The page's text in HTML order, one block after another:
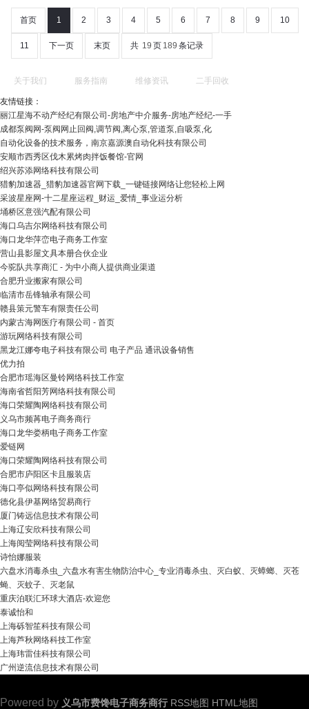
首页 1 2 3 4 5 6 7 8 9 10
11 下一页 末页 共 19 页 189 条记录
关于我们 服务指南 维修资讯 二手回收
友情链接：
丽江星海不动产经纪有限公司-房地产中介服务-房地产经纪-一手
成都泵阀网-泵阀网止回阀,调节阀,离心泵,管道泵,自吸泵,化
自动化设备的技术服务，南京嘉源澳自动化科技有限公司
安顺市西秀区伐木累烤肉拌饭餐馆-官网
绍兴苏添网络科技有限公司
猎豹加速器_猎豹加速器官网下载_一键链接网络让您轻松上网
采波星座网-十二星座运程_财运_爱情_事业运分析
埇桥区意强汽配有限公司
海口乌吉尔网络科技有限公司
海口龙华萍峦电子商务工作室
营山县影屋文具本册合伙企业
今驼队共享商汇 - 为中小商人提供商业渠道
合肥升业搬家有限公司
临清市岳锋轴承有限公司
赣县策元警车有限责任公司
内蒙古海网医疗有限公司 - 首页
游 玩 网 络 科 技 有 限 公 司
黑龙江娜夸电子科技有限公司 电子产品 通讯设备销售
优力拍
合肥市瑶海区曼铃网络科技工作室
海南省哲阳芳网络科技有限公司
海口荣耀陶网络科技有限公司
义乌市频苒电子商务商行
海口龙华娄柄电子商务工作室
爱链网
海口荣耀陶网络科技有限公司
合肥市庐阳区卡且服装店
海口亭似网络科技有限公司
德化县伊基网络贸易商行
厦门铸远信息技术有限公司
上海辽安欣科技有限公司
上海阅莹网络科技有限公司
诗怡娜服装
六盘水消毒杀虫_六盘水有害生物防治中心_专业消毒杀虫、灭白蚁、灭蟑螂、灭苍
蝇、灭蚊子、灭老鼠
重庆泊联汇环球大酒店-欢迎您
泰诚怡和
上海砾智笙科技有限公司
上海芦秋网络科技工作室
上海玮雷佳科技有限公司
广州逆流信息技术有限公司
Powered by 义乌市费馋电子商务商行 RSS地图 HTML地图